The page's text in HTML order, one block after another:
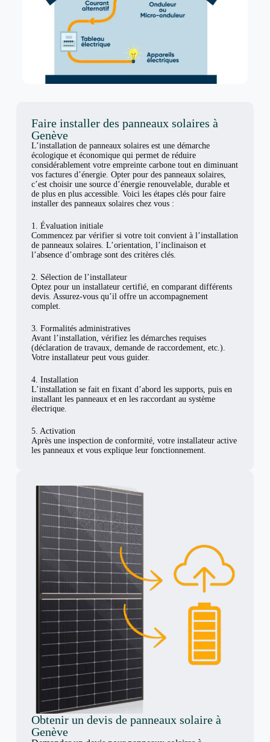
Faire installer des panneaux solaires à
Genève
L’installation de panneaux solaires est une démarche
écologique et économique qui permet de réduire
considérablement votre empreinte carbone tout en diminuant
vos factures d’énergie. Opter pour des panneaux solaires,
c’est choisir une source d’énergie renouvelable, durable et
de plus en plus accessible. Voici les étapes clés pour faire
installer des panneaux solaires chez vous :
1. Évaluation initiale
Commencez par vérifier si votre toit convient à l’installation
de panneaux solaires. L’orientation, l’inclinaison et
l’absence d’ombrage sont des critères clés.
2. Sélection de l’installateur
Optez pour un installateur certifié, en comparant différents
devis. Assurez-vous qu’il offre un accompagnement
complet.
3. Formalités administratives
Avant l’installation, vérifiez les démarches requises
(déclaration de travaux, demande de raccordement, etc.).
Votre installateur peut vous guider.
4. Installation
L’installation se fait en fixant d’abord les supports, puis en
installant les panneaux et en les raccordant au système
électrique.
5. Activation
Après une inspection de conformité, votre installateur active
les panneaux et vous explique leur fonctionnement.
Obtenir un devis de panneaux solaire à
Genève